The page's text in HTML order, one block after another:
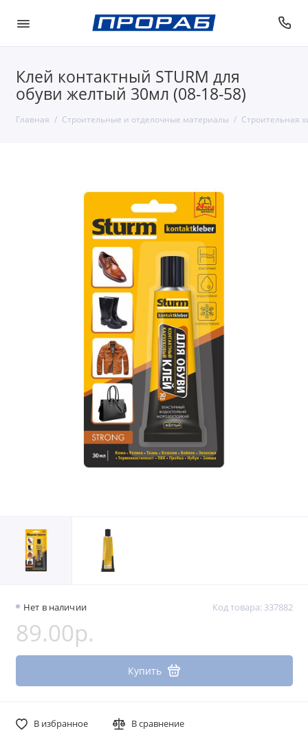
Клей контактный STURM для
обуви желтый 30мл (08-18-58)
Главная Строительные и отделочные материалы Строительная
Нет в наличии Код товара: 337882
89.00р.
Купить
В избранное В сравнение